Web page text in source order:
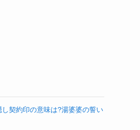
契約印の意味は?湯婆婆の誓い